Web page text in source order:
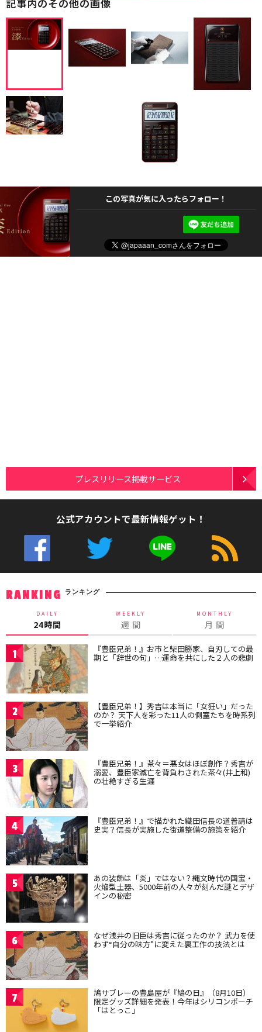
記事内のその他の画像
この写真が気に入ったらフォロー！
プレスリリース掲載サービス
公式アカウントで最新情報ゲット！
RANKING ランキング
DAILY
24時間
WEEKLY
週 間
MONTHLY
月 間
1 『豊臣兄弟！』お市と柴田勝家、自刃しての最
期と「辞世の句」…運命を共にした２人の悲劇
2 【豊臣兄弟！】秀吉は本当に「女狂い」だった
のか？ 天下人を彩った11人の側室たちを時系列
で一挙紹介
3 『豊臣兄弟！』茶々＝悪女はほぼ創作？秀吉が
溺愛、豊臣家滅亡を背負わされた茶々(井上和)
の壮絶すぎる生涯
4 『豊臣兄弟！』で描かれた織田信長の道普請は
史実？信長が実施した街道整備の施策を紹介
5 あの装飾は「炎」ではない？縄文時代の国宝・
火焔型土器、5000年前の人々が刻んだ謎とデザ
インの秘密
6 なぜ浅井の旧臣は秀吉に従ったのか？ 武力を使
わず“自分の味方”に変えた裏工作の技法とは
7 鳩サブレーの豊島屋が『鳩の日』（8月10日）
限定グッズ詳細を発表！今年はシリコンポーチ
「はとっこ」